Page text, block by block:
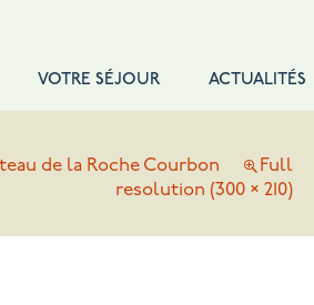
VOTRE SÉJOUR ACTUALITÉS
de la Roche Courbon
Full
resolution (300 × 210)